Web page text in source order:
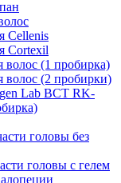
Cellenis
Cortexil
волос (1 пробирка)
волос (2 пробирки)
Lab BCT RK-
головы без
головы с гелем